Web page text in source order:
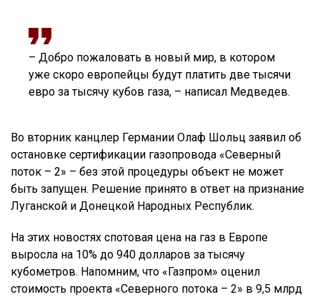
– Добро пожаловать в новый мир, в котором
уже скоро европейцы будут платить две тысячи
евро за тысячу кубов газа, – написал Медведев.
Во вторник канцлер Германии Олаф Шольц заявил об
остановке сертификации газопровода «Северный
поток – 2» – без этой процедуры объект не может
быть запущен. Решение принято в ответ на признание
Луганской и Донецкой Народных Республик.
На этих новостях спотовая цена на газ в Европе
выросла на 10% до 940 долларов за тысячу
кубометров. Напомним, что «Газпром» оценил
стоимость проекта «Северного потока – 2» в 9,5 млрд